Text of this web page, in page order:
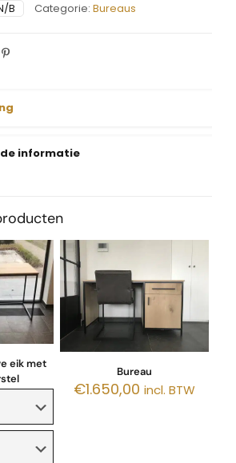
B Categorie: Bureaus
informatie
eik met
Bureau
€1.650,00 incl. BTW